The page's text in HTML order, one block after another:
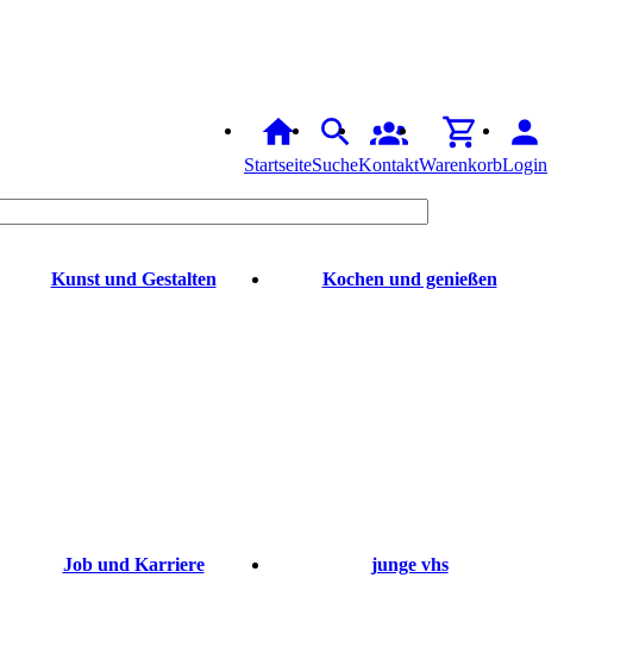
StartseiteSucheKontaktWarenkorbLogin
Kunst und Gestalten Kochen und genießen
Job und Karriere junge vhs